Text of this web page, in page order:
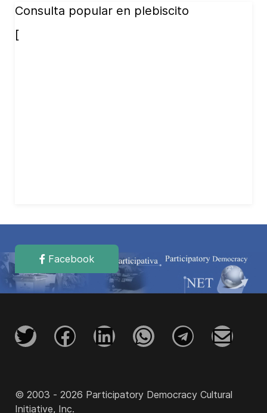
Consulta popular en plebiscito
[
Facebook
© 2003 - 2026 Participatory Democracy Cultural
Initiative, Inc.